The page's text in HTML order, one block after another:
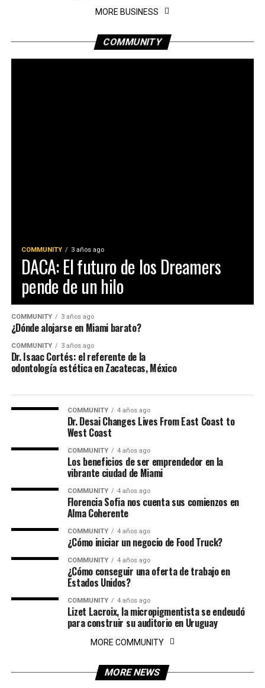
MORE BUSINESS
COMMUNITY
COMMUNITY 3 años ago
DACA: El futuro de los Dreamers
pende de un hilo
COMMUNITY 3 años ago
¿Dónde alojarse en Miami barato?
COMMUNITY 3 años ago
Dr. Isaac Cortés: el referente de la
odontología estética en Zacatecas, México
COMMUNITY 4 años ago
Dr. Desai Changes Lives From East Coast to
West Coast
COMMUNITY 4 años ago
Los beneficios de ser emprendedor en la
vibrante ciudad de Miami
COMMUNITY 4 años ago
Florencia Sofia nos cuenta sus comienzos en
Alma Coherente
COMMUNITY 4 años ago
¿Cómo iniciar un negocio de Food Truck?
COMMUNITY 4 años ago
¿Cómo conseguir una oferta de trabajo en
Estados Unidos?
COMMUNITY 4 años ago
Lizet Lacroix, la micropigmentista se endeudó
para construir su auditorio en Uruguay
MORE COMMUNITY
MORE NEWS